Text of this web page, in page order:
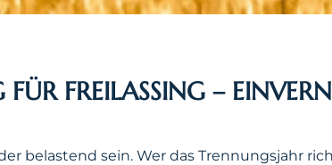
FREILASSING –
belastend sein. Wer das Trennungsjahr